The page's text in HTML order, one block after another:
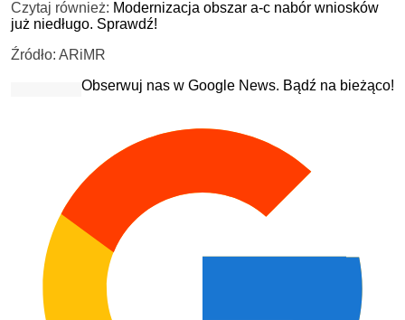
Czytaj również: Modernizacja obszar a-c nabór wniosków
już niedługo. Sprawdź!
Źródło: ARiMR
Obserwuj nas w Google News. Bądź na bieżąco!